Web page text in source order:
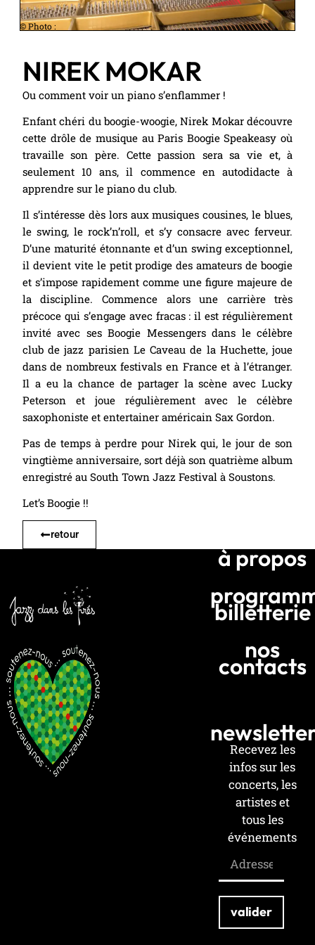
NIREK MOKAR
Ou comment voir un piano s’enflammer !
Enfant chéri du boogie-woogie, Nirek Mokar découvre
cette drôle de musique au Paris Boogie Speakeasy où
travaille son père. Cette passion sera sa vie et, à
seulement 10 ans, il commence en autodidacte à
apprendre sur le piano du club.
Il s’intéresse dès lors aux musiques cousines, le blues,
le swing, le rock’n’roll, et s’y consacre avec ferveur.
D’une maturité étonnante et d’un swing exceptionnel,
il devient vite le petit prodige des amateurs de boogie
et s’impose rapidement comme une figure majeure de
la discipline. Commence alors une carrière très
précoce qui s’engage avec fracas : il est régulièrement
invité avec ses Boogie Messengers dans le célèbre
club de jazz parisien Le Caveau de la Huchette, joue
dans de nombreux festivals en France et à l’étranger.
Il a eu la chance de partager la scène avec Lucky
Peterson et joue régulièrement avec le célèbre
saxophoniste et entertainer américain Sax Gordon.
Pas de temps à perdre pour Nirek qui, le jour de son
vingtième anniversaire, sort déjà son quatrième album
enregistré au South Town Jazz Festival à Soustons.
Let’s Boogie !!
retour
© Photo :
à propos
billetterie
nos
contacts
Recevez les
infos sur les
concerts, les
artistes et
tous les
événements
valider